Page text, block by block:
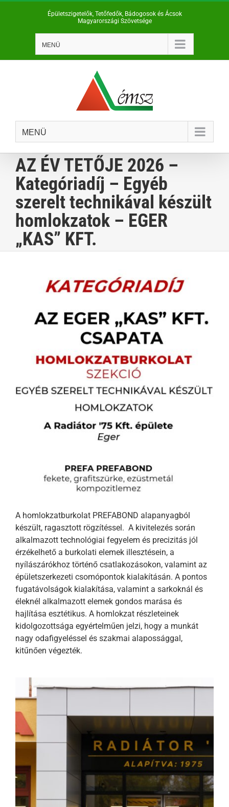
Épületszigetelők, Tetőfedők, Bádogosok és Ácsok
Magyarországi Szövetsége
MENÜ
MENÜ
AZ ÉV TETŐJE 2026 –
Kategóriadíj – Egyéb
szerelt technikával készült
homlokzatok – EGER
„KAS” KFT.
A homlokzatburkolat PREFABOND alapanyagból
készült, ragasztott rögzítéssel. A kivitelezés során
alkalmazott technológiai fegyelem és precizitás jól
érzékelhető a burkolati elemek illesztésein, a
nyílászárókhoz történő csatlakozásokon, valamint az
épületszerkezeti csomópontok kialakításán. A pontos
fugatávolságok kialakítása, valamint a sarkoknál és
éleknél alkalmazott elemek gondos marása és
hajlítása esztétikus. A homlokzat részleteinek
kidolgozottsága egyértelműen jelzi, hogy a munkát
nagy odafigyeléssel és szakmai alapossággal,
kitűnően végezték.